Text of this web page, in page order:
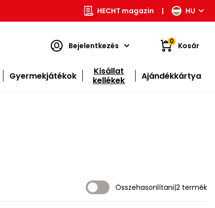
HECHT magazin | HU
Bejelentkezés 0 Kosár
Gyermekjátékok
Kisállat
kellékek
Ajándékkártya
Összehasonlítani|2 termék